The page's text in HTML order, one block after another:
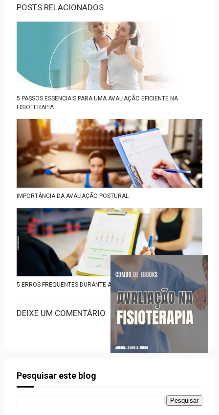
POSTS RELACIONADOS
5 PASSOS ESSENCIAIS PARA UMA AVALIAÇÃO EFICIENTE NA
FISIOTERAPIA
IMPORTÂNCIA DA AVALIAÇÃO POSTURAL
5 ERROS FREQUENTES DURANTE A AVALIAÇÃO FUNCIONAL
DEIXE UM COMENTÁRIO
Pesquisar este blog